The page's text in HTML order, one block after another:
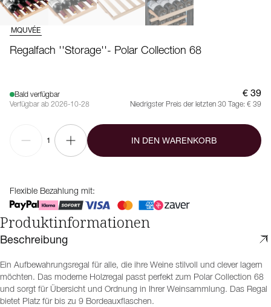
MQUVÉE
Regalfach ''Storage''- Polar Collection 68
Bald verfügbar
Verfügbar ab 2026-10-28
€ 39
Niedrigster Preis der letzten 30 Tage: € 39
1 IN DEN WARENKORB
Flexible Bezahlung mit:
Produktinformationen
Beschreibung
Ein Aufbewahrungsregal für alle, die ihre Weine stilvoll und clever lagern
möchten. Das moderne Holzregal passt perfekt zum Polar Collection 68
und sorgt für Übersicht und Ordnung in Ihrer Weinsammlung. Das Regal
bietet Platz für bis zu 9 Bordeauxflaschen.